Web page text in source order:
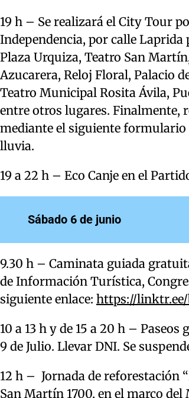
19 h – Se realizará el City Tour
Independencia, por calle
Plaza Urquiza, Teatro San
Azucarera, Reloj Floral, Palacio
Teatro Municipal Rosita Ávila,
entre otros lugares. Finalmente,
mediante el siguiente
lluvia.
19 a 22 h – Eco Canje en el
Sábado 6 de junio
9.30 h – Caminata guiada
de Información Turística,
siguiente enlace: https://
10 a 13 h y de 15 a 20 h –
9 de Julio. Llevar DNI. Se
12 h – Jornada de reforestación
San Martín 1700, en el marco del